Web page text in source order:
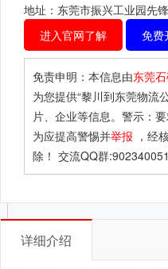
地址：东莞市振兴工业园先
进入官网了解
免费
免责申明：本信息由东莞
为您提供“黎川到东莞物流
片、企业等信息。警示：
为应提高警惕并举报 ，经
除！ 交流QQ群
详细介绍